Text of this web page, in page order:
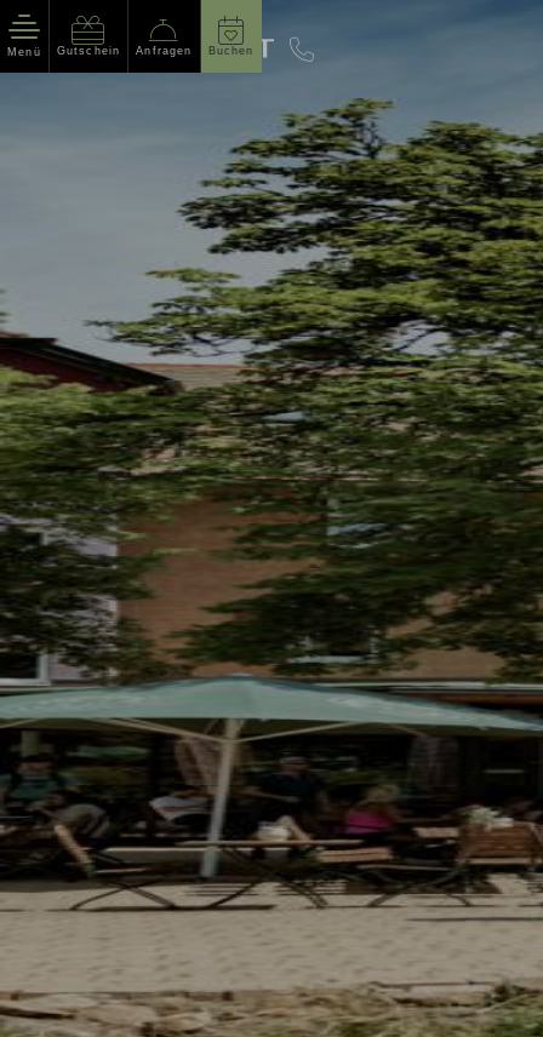
Buchen
Anfragen
Gutschein
Menü